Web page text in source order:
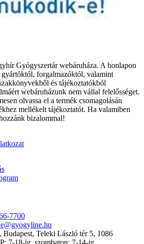
Gyógyszertár webáruháza. A honlapon
forgalmazóktól, valamint
és tájékoztatókból
webáruházunk nem vállal felelősséget.
olvassa el a termék csomagolásán
mellékelt tájékoztatót. Ha valamiben
bizalommal!
7700
Teleki László tér 5, 1086
7-18-ig, szombaton: 7-14-ig.